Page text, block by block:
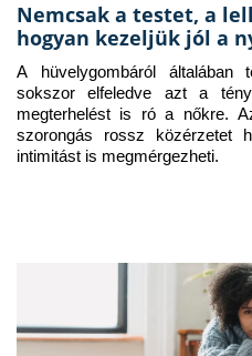
Nemcsak a testet, a
hogyan kezeljük jól a
A hüvelygombáról általában
sokszor elfeledve azt a
megterhelést is ró a nőkre.
szorongás rossz közérzetet
intimitást is megmérgezheti.